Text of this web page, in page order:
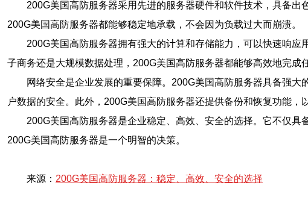
200G美国高防服务器采用先进的服务器硬件和软件技术，具备
200G美国高防服务器都能够稳定地承载，不会因为负载过大而崩溃。
200G美国高防服务器拥有强大的计算和存储能力，可以快速响
子商务还是大规模数据处理，200G美国高防服务器都能够高效地完成
网络安全是企业发展的重要保障。200G美国高防服务器具备强
户数据的安全。此外，200G美国高防服务器还提供备份和恢复功能，
200G美国高防服务器是企业稳定、高效、安全的选择。它不仅
200G美国高防服务器是一个明智的决策。
来源： 200G美国高防服务器：稳定、高效、安全的选择